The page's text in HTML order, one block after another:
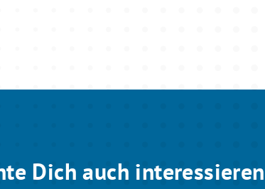
Dich auch interessieren